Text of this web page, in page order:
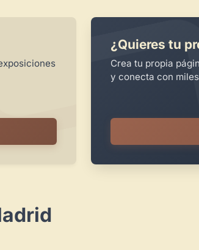
¿Quieres tu
Crea tu propia
y conecta con